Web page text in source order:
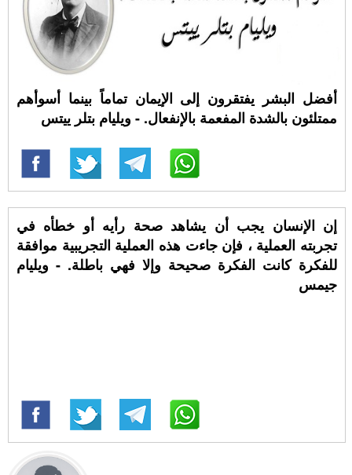
أفضل البشر يفتقرون إلى الإيمان تماماً بينما أسوأهم
ممتلئون بالشدة المفعمة بالإنفعال. - ويليام بتلر ييتس
إن الإنسان يجب أن يشاهد صحة رأيه أو خطأه في
تجربته العملية ، فإن جاءت هذه العملية التجريبية موافقة
للفكرة كانت الفكرة صحيحة وإلا فهي باطلة. - ويليام
جيمس